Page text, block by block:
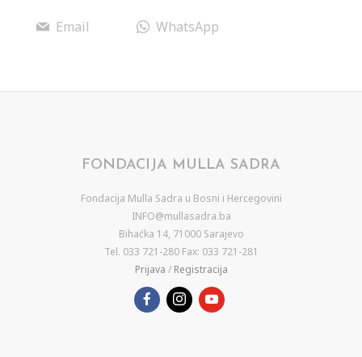
Email WhatsApp
FONDACIJA MULLA SADRA
Fondacija Mulla Sadra u Bosni i Hercegovini
INFO@mullasadra.ba
Bihaćka 14, 71000 Sarajevo
Tel. 033 721-280 Fax: 033 721-281
Prijava / Registracija